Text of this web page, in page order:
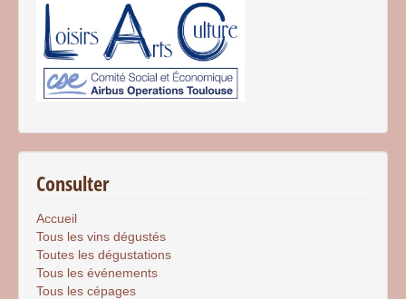
Consulter
Accueil
Tous les vins dégustés
Toutes les dégustations
Tous les événements
Tous les cépages